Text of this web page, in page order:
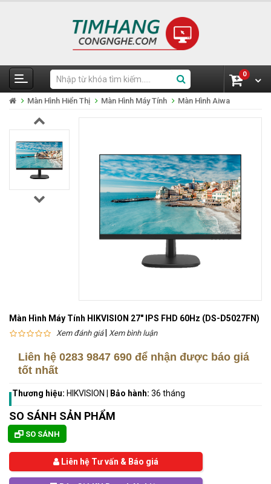
0
Màn Hình Hiển Thị Màn Hình Máy Tính Màn Hình Aiwa
Màn Hình Máy Tính HIKVISION 27" IPS FHD 60Hz (DS-D5027FN)
Xem đánh giá| Xem bình luận
Liên hệ 0283 9847 690 để nhận được báo giá
tốt nhất
Thương hiệu: HIKVISION Bảo hành: 36 tháng
SO SÁNH SẢN PHẨM
SO SÁNH
Liên hệ Tư vấn & Báo giá